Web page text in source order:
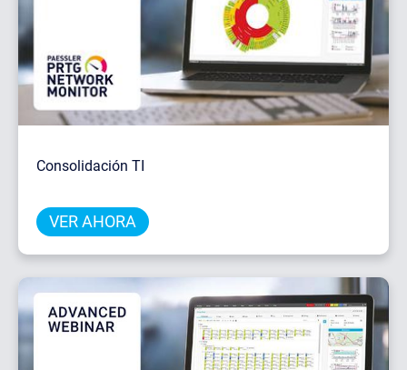
Consolidación TI
VER AHORA